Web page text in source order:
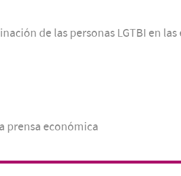
de las personas LGTBI en las
prensa económica